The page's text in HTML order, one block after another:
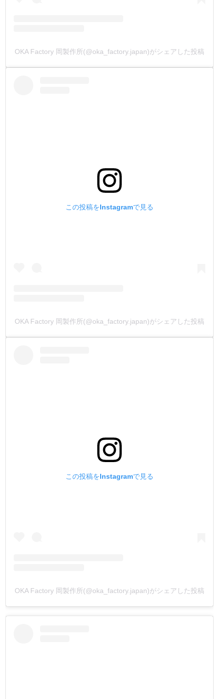
OKA Factory 岡製作所(@oka_factory.japan)がシェアした投稿
この投稿をInstagramで見る
OKA Factory 岡製作所(@oka_factory.japan)がシェアした投稿
この投稿をInstagramで見る
OKA Factory 岡製作所(@oka_factory.japan)がシェアした投稿